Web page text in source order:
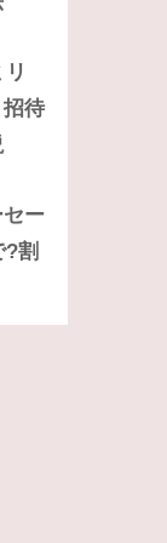
待
ー
割